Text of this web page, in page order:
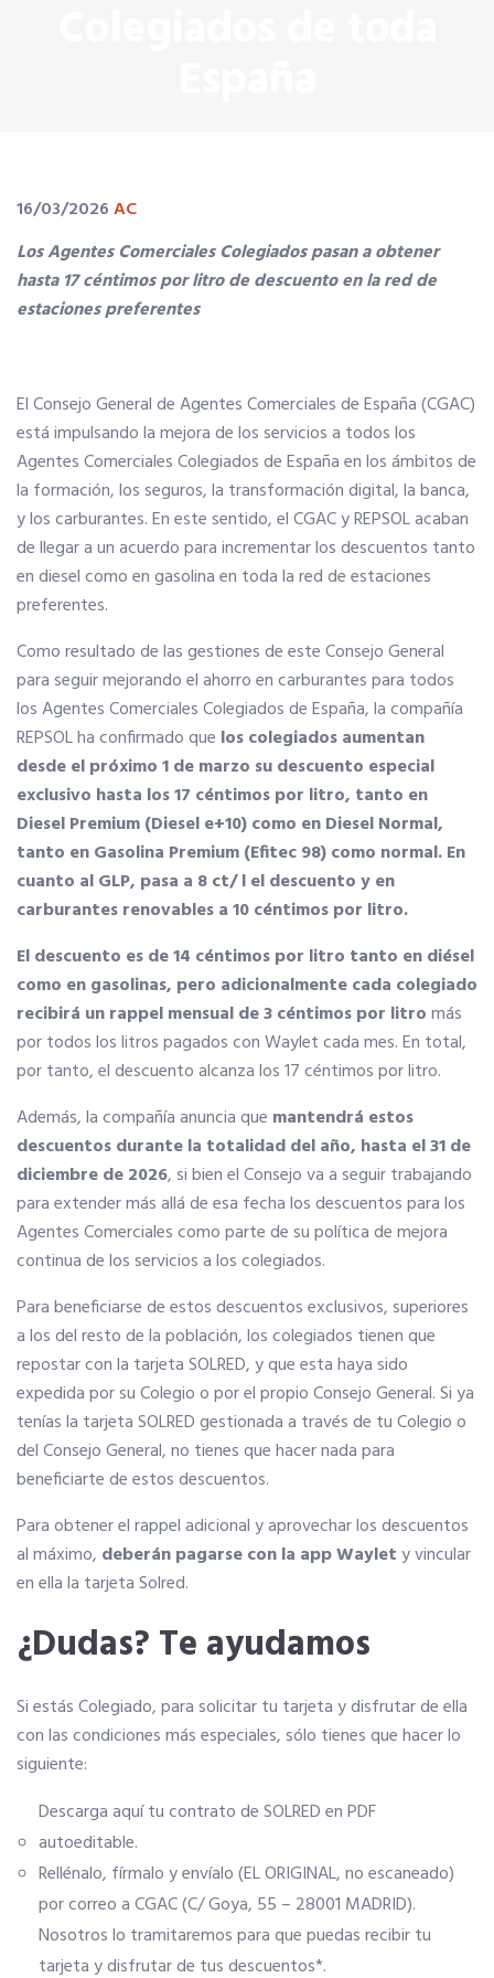
Formación Gratuita
Título Oficial
Tu Carnet Profesional, ahora Digital
Ahorra en carburantes
Portal de Empleo
VENTAJAS EN SEGUROS
Formación gratuita
Servicios financieros
Ventajas en las ferias
Seguro de vida
Tu CRM AC
Ventajas fiscales
Asesoramiento fiscal y jurídico
Despachos y salas de reuniones
Consulados comerciales
Internacional
Hoteles
Telefonía AC
Una gran organización
OFERTAS DE EMPLEO
Empresas
Candidatos
16/03/2026AC
Los Agentes Comerciales Colegiados pasan a obtener
hasta 17 céntimos por litro de descuento en la red de
estaciones preferentes
El Consejo General de Agentes Comerciales de España (CGAC)
está impulsando la mejora de los servicios a todos los
Agentes Comerciales Colegiados de España en los ámbitos de
la formación, los seguros, la transformación digital, la banca,
y los carburantes. En este sentido, el CGAC y REPSOL acaban
de llegar a un acuerdo para incrementar los descuentos tanto
en diesel como en gasolina en toda la red de estaciones
preferentes.
Como resultado de las gestiones de este Consejo General
para seguir mejorando el ahorro en carburantes para todos
los Agentes Comerciales Colegiados de España, la compañía
REPSOL ha confirmado que los colegiados aumentan
desde el próximo 1 de marzo su descuento especial
exclusivo hasta los 17 céntimos por litro, tanto en
Diesel Premium (Diesel e+10) como en Diesel Normal,
tanto en Gasolina Premium (Efitec 98) como normal. En
cuanto al GLP, pasa a 8 ct/ l el descuento y en
carburantes renovables a 10 céntimos por litro.
El descuento es de 14 céntimos por litro tanto en diésel
como en gasolinas, pero adicionalmente cada colegiado
recibirá un rappel mensual de 3 céntimos por litromás
por todos los litros pagados con Waylet cada mes. En total,
por tanto, el descuento alcanza los 17 céntimos por litro.
Además, la compañía anuncia que mantendrá estos
descuentos durante la totalidad del año, hasta el 31 de
diciembre de 2026, si bien el Consejo va a seguir trabajando
para extender más allá de esa fecha los descuentos para los
Agentes Comerciales como parte de su política de mejora
continua de los servicios a los colegiados.
Para beneficiarse de estos descuentos exclusivos, superiores
a los del resto de la población, los colegiados tienen que
repostar con la tarjeta SOLRED, y que esta haya sido
expedida por su Colegio o por el propio Consejo General. Si ya
tenías la tarjeta SOLRED gestionada a través de tu Colegio o
del Consejo General, no tienes que hacer nada para
beneficiarte de estos descuentos.
Para obtener el rappel adicional y aprovechar los descuentos
al máximo, deberán pagarse con la app Waylety vincular
en ella la tarjeta Solred.
¿Dudas? Te ayudamos
Si estás Colegiado, para solicitar tu tarjeta y disfrutar de ella
con las condiciones más especiales, sólo tienes que hacer lo
siguiente:
Descarga aquí tu contrato de SOLRED en PDF
autoeditable.
Rellénalo, fírmalo y envíalo (EL ORIGINAL, no escaneado)
por correo a CGAC (C/ Goya, 55 – 28001 MADRID).
Nosotros lo tramitaremos para que puedas recibir tu
tarjeta y disfrutar de tus descuentos*.